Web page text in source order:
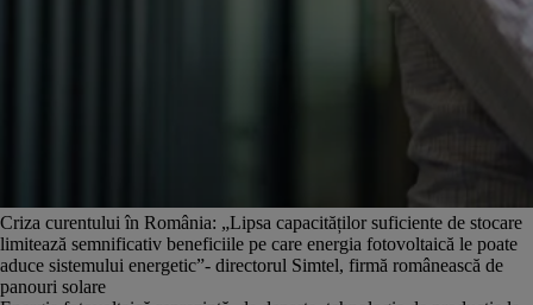
Criza curentului în România: „Lipsa capacităților suficiente de stocare
limitează semnificativ beneficiile pe care energia fotovoltaică le poate
aduce sistemului energetic”- directorul Simtel, firmă românească de
panouri solare